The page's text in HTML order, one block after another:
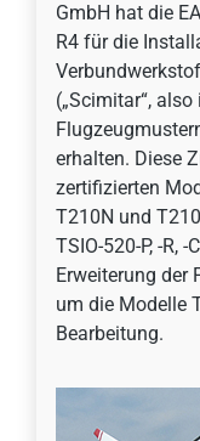
GmbH hat die
R4 für die
(„Scimitar“,
erhalten. Diese
zertifizierten
T210N und
TSIO-520-P, -R,
Erweiterung der
um die Modelle
Bearbeitung.